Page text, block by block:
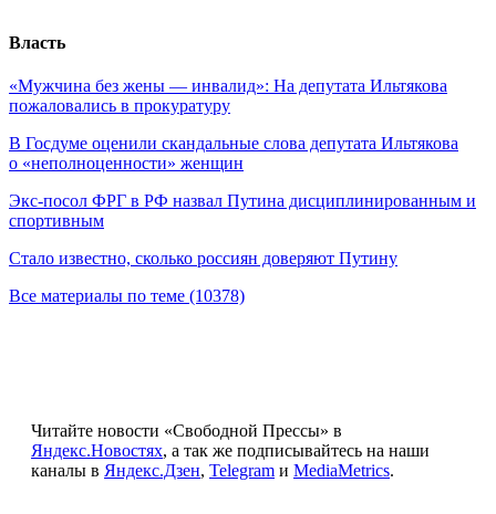
Власть
«Мужчина без жены — инвалид»: На депутата Ильтякова
пожаловались в прокуратуру
В Госдуме оценили скандальные слова депутата Ильтякова
о «неполноценности» женщин
Экс-посол ФРГ в РФ назвал Путина дисциплинированным и
спортивным
Стало известно, сколько россиян доверяют Путину
Все материалы по теме (10378)
Читайте новости «Свободной Прессы» в
Яндекс.Новостях, а так же подписывайтесь на наши
каналы в Яндекс.Дзен, Telegram и MediaMetrics.